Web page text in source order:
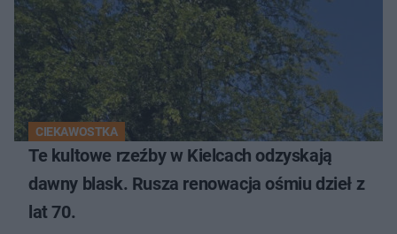
CIEKAWOSTKA
Te kultowe rzeźby w Kielcach odzyskają
dawny blask. Rusza renowacja ośmiu dzieł z
lat 70.